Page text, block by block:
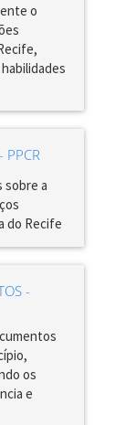
o
PPCR
sobre a
do Recife
-
os
e